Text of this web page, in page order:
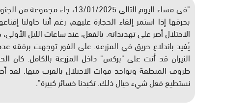
"
في مساء اليوم التالي 13/01/
بحرقها إذا استمر إلقاء الحجارة عليهم، رغم أننا حاولنا
الاحتلال أصر على تهديداته. بالفعل، عند ساعات الليل
يُفيد باندلاع حريق في المزرعة. على الفور توجهت برفقة
النيران قد أتت على "بركس" داخل المزرعة بالكامل.
ظروف المنطقة وتواجد قوات الاحتلال بالقرب منها. لقد
نستطيع فعل شيء حيال ذلك. تكبدنا خسائر كبيرة."